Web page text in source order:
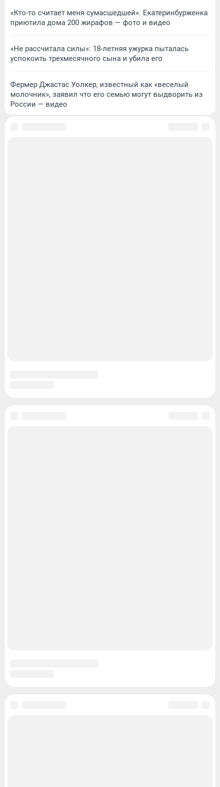
«Кто-то считает меня сумасшедшей». Екатеринбурженка
приютила дома 200 жирафов — фото и видео
«Не рассчитала силы»: 18-летняя ужурка пыталась
успокоить трехмесячного сына и убила его
Фермер Джастас Уолкер, известный как «веселый
молочник», заявил что его семью могут выдворить из
России — видео